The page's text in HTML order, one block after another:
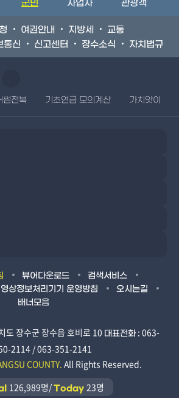
군민 사업자 관광객
여권안내 지방세
교통
통신 신고센터 장수소식 자치법규
썸전북 기초연금 모의계산 가치앗이
뷰어다운로드
검색서비스
영상정보처리기기 운영방침
오시는길
배너모음
도 장수군 장수읍 호비로 10 대표전화: 063-
2114 / 063-351-2141
COUNTY. All Rights Reserved.
126,989명/Today 23명